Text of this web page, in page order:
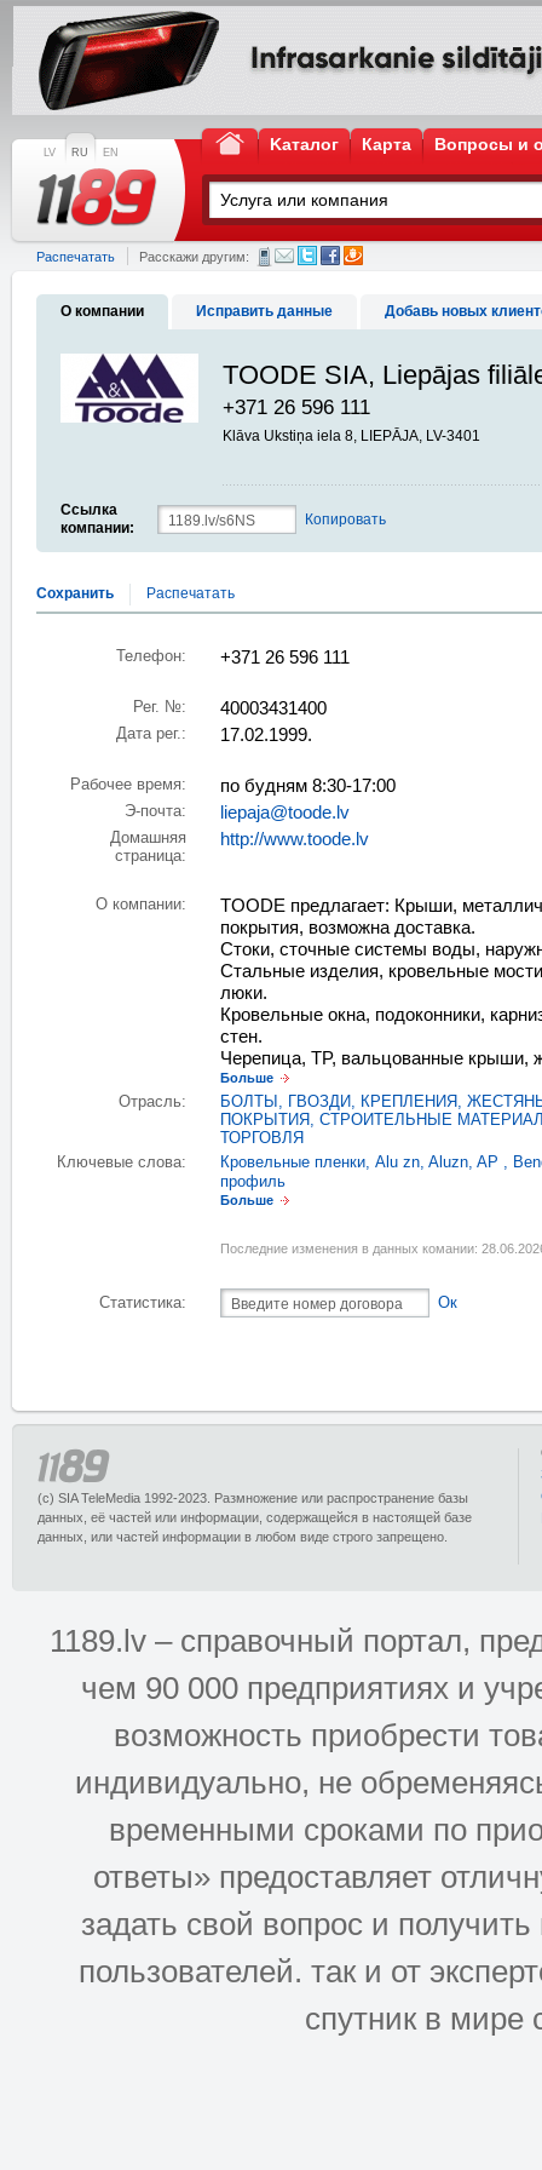
LV RU EN Kаталог Карта Вопросы и
Распечатать Расскажи другим:
О компании Исправить данные Добавь новых
TOODE SIA, Liepājas
+371 26 596 111
Klāva Ukstiņa iela 8, LIEPĀJA, LV-3401
Ссылка
компании:
Копировать
Сохранить Распечатать
Телефон: +371 26 596 111
Рег. №: 40003431400
Дата рег.: 17.02.1999.
Рабочее время: по будням 8:30-17:00
Э-почта: liepaja@toode.lv
Домашняя
страница:
http://www.toode.lv
О компании:
TOODE предлагает: Крыши,
покрытия, возможна доставка.
Стоки, сточные системы воды,
Стальные изделия, кровельные
люки.
Кровельные окна, подоконники,
стен.
Черепица, TP, вальцованные крыши,
Больше
Отрасль: БОЛТЫ, ГВОЗДИ, КРЕПЛЕНИЯ,
ПОКРЫТИЯ, СТРОИТЕЛЬНЫЕ
ТОРГОВЛЯ
Ключевые слова:
Кровельные пленки, Alu zn, Aluzn, AP ,
профиль
Больше
Последние изменения в данных комании:
Статистика: Ок
(c) SIA TeleMedia 1992-2023. Размножение или распространение базы
данных, её частей или информации, содержащейся в настоящей базе
данных, или частей информации в любом виде строго запрещено.
1189.lv – справочный портал,
чем 90 000 предприятиях и
возможность приобрести
индивидуально, не
временными сроками по
ответы» предоставляет
задать свой вопрос и
пользователей. так и от
спутник в